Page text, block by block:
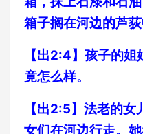
箱子搁在河边的芦荻
【出2:4】孩子的
竟怎么样。
【出2:5】法老的
女们在河边行走。